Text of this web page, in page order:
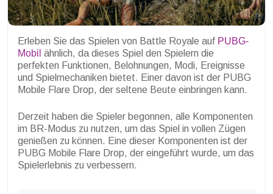
Erleben Sie das Spielen von Battle Royale auf PUBG-
Mobil ähnlich, da dieses Spiel den Spielern die
perfekten Funktionen, Belohnungen, Modi, Ereignisse
und Spielmechaniken bietet. Einer davon ist der PUBG
Mobile Flare Drop, der seltene Beute einbringen kann.
Derzeit haben die Spieler begonnen, alle Komponenten
im BR-Modus zu nutzen, um das Spiel in vollen Zügen
genießen zu können. Eine dieser Komponenten ist der
PUBG Mobile Flare Drop, der eingeführt wurde, um das
Spielerlebnis zu verbessern.